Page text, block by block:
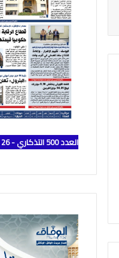
العدد 500 التذكاري - 26 يوليو 2026 - السنة الثالثة